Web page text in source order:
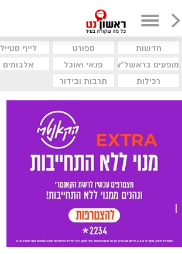
חדשות ספורט לייף סטייל
מופעים בראשל"צ
פנאי ואוכל אלבומים
רכילות
תרבות ובידור